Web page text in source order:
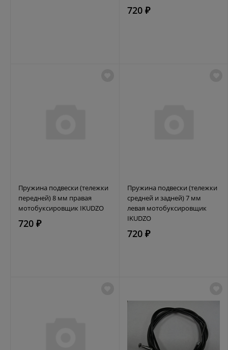
720 ₽
Пружина подвески (тележки
передней) 8 мм правая
мотобуксировщик IKUDZO
720 ₽
Пружина подвески (тележки
средней и задней) 7 мм
левая мотобуксировщик
IKUDZO
720 ₽